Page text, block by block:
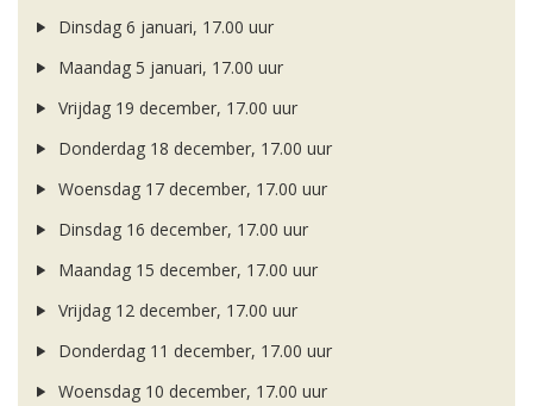
Dinsdag 6 januari, 17.00 uur
Maandag 5 januari, 17.00 uur
Vrijdag 19 december, 17.00 uur
Donderdag 18 december, 17.00 uur
Woensdag 17 december, 17.00 uur
Dinsdag 16 december, 17.00 uur
Maandag 15 december, 17.00 uur
Vrijdag 12 december, 17.00 uur
Donderdag 11 december, 17.00 uur
Woensdag 10 december, 17.00 uur